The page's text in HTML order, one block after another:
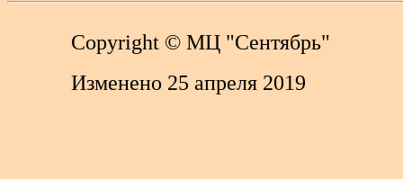
Copyright © МЦ "Сентябрь"
Изменено 25 апреля 2019